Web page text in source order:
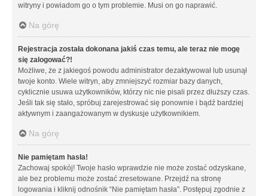
witryny i powiadom go o tym problemie. Musi on go naprawić.
Na górę
Rejestracja została dokonana jakiś czas temu, ale teraz nie mogę
się zalogować?!
Możliwe, że z jakiegoś powodu administrator dezaktywował lub usunął
twoje konto. Wiele witryn, aby zmniejszyć rozmiar bazy danych,
cyklicznie usuwa użytkowników, którzy nic nie pisali przez dłuższy czas.
Jeśli tak się stało, spróbuj zarejestrować się ponownie i bądź bardziej
aktywnym i zaangażowanym w dyskusje użytkownikiem.
Na górę
Nie pamiętam hasła!
Zachowaj spokój! Twoje hasło wprawdzie nie może zostać odzyskane,
ale bez problemu może zostać zresetowane. Przejdź na stronę
logowania i kliknij odnośnik “Nie pamiętam hasła”. Postępuj zgodnie z